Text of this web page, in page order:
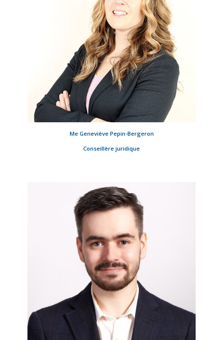
Me Geneviève Pepin-Bergeron
Conseillère juridique